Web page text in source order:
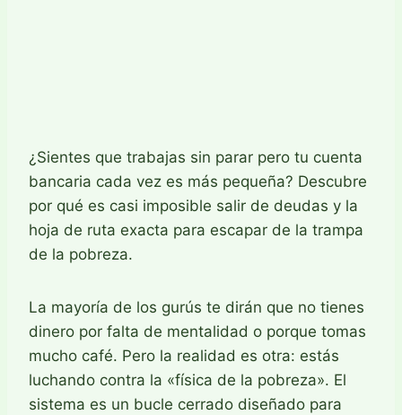
¿Sientes que trabajas sin parar pero tu cuenta
bancaria cada vez es más pequeña? Descubre
por qué es casi imposible salir de deudas y la
hoja de ruta exacta para escapar de la trampa
de la pobreza.
La mayoría de los gurús te dirán que no tienes
dinero por falta de mentalidad o porque tomas
mucho café. Pero la realidad es otra: estás
luchando contra la «física de la pobreza». El
sistema es un bucle cerrado diseñado para